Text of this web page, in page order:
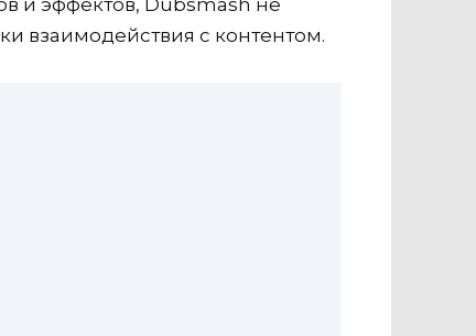
взаимодействия с контентом.